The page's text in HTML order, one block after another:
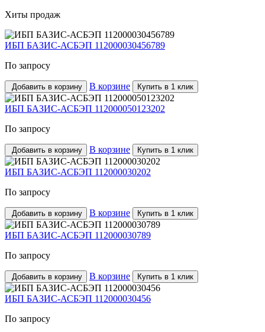
Хиты продаж
ИБП БАЗИС-АСБЭП 112000030456789
По запросу
Добавить в корзину В корзине Купить в 1 клик
ИБП БАЗИС-АСБЭП 112000050123202
По запросу
Добавить в корзину В корзине Купить в 1 клик
ИБП БАЗИС-АСБЭП 112000030202
По запросу
Добавить в корзину В корзине Купить в 1 клик
ИБП БАЗИС-АСБЭП 112000030789
По запросу
Добавить в корзину В корзине Купить в 1 клик
ИБП БАЗИС-АСБЭП 112000030456
По запросу